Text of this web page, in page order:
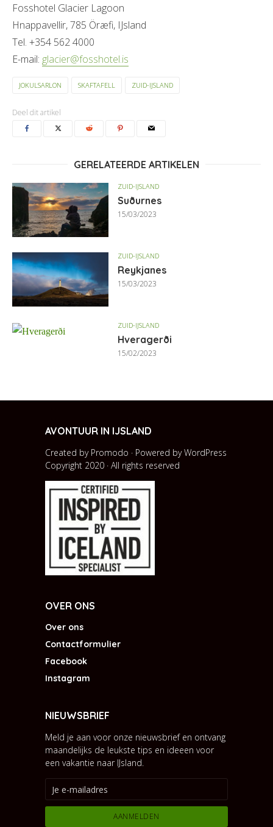
Fosshotel Glacier Lagoon
Hnappavellir, 785 Öræfi, IJsland
Tel. +354 562 4000
E-mail: glacier@fosshotel.is
JOKULSARLON SKAFTAFELL ZUID-IJSLAND
Deel dit artikel
GERELATEERDE ARTIKELEN
ZUID-IJSLAND
Suðurnes
15/03/2023
ZUID-IJSLAND
Reykjanes
15/03/2023
ZUID-IJSLAND
Hveragerði
15/02/2023
AVONTUUR IN IJSLAND
Created by Promodo · Powered byWordPress
Copyright 2020 · All rights reserved
OVER ONS
Over ons
Contactformulier
Facebook
Instagram
NIEUWSBRIEF
Meld je aan voor onze nieuwsbrief en ontvang
maandelijks de leukste tips en ideeen voor
een vakantie naar IJsland.